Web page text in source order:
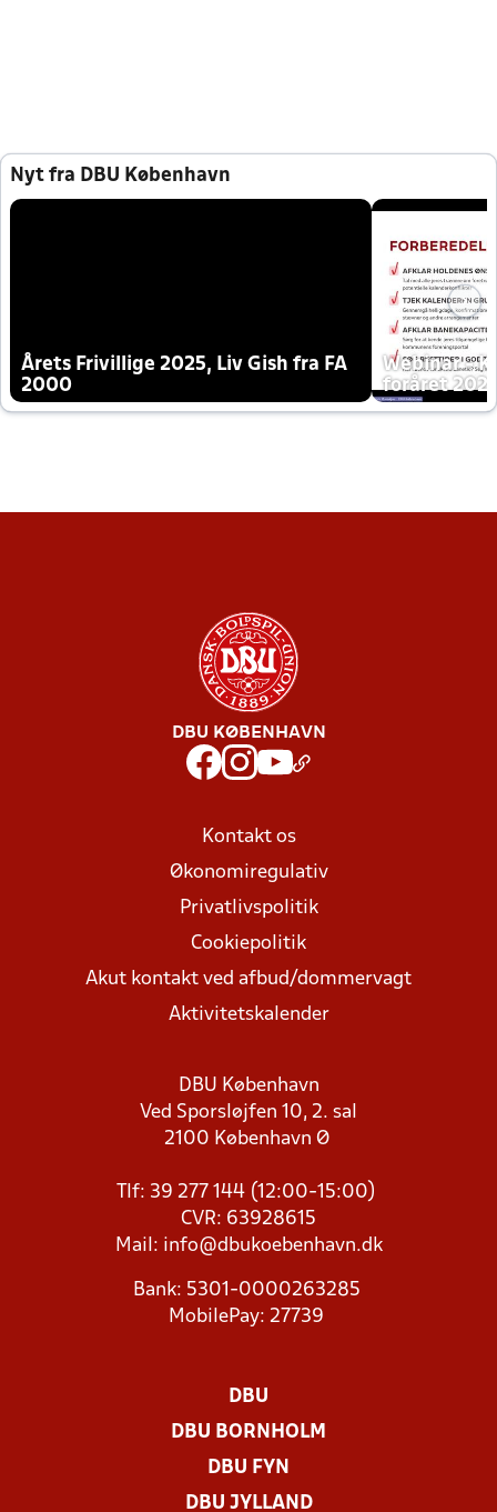
Nyt fra DBU København
Årets Frivillige 2025, Liv Gish fra FA
2000
Webinar -
foråret
DBU KØBENHAVN
Kontakt os
Økonomiregulativ
Privatlivspolitik
Cookiepolitik
Akut kontakt ved afbud/dommervagt
Aktivitetskalender
DBU København
Ved Sporsløjfen 10, 2. sal
2100 København Ø
Tlf: 39 277 144 (12:00-15:00)
CVR: 63928615
Mail: info@dbukoebenhavn.dk
Bank: 5301-0000263285
MobilePay: 27739
DBU
DBU BORNHOLM
DBU FYN
DBU JYLLAND